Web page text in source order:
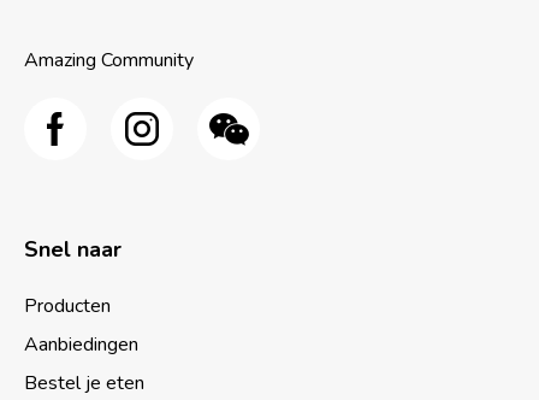
Amazing Community
Snel naar
Producten
Aanbiedingen
Bestel je eten